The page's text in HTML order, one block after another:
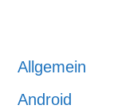
Allgemein
Android